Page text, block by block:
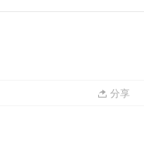
分享